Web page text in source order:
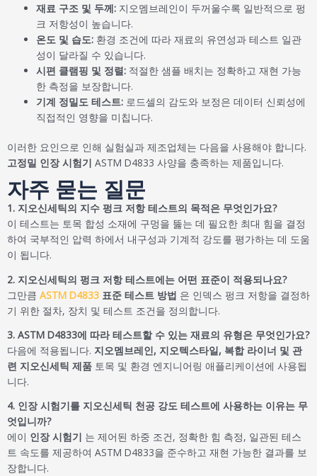
재료 구조 및 두께: 지오멤브레인이 두꺼울수록 일반적으로 펑
크 저항성이 높습니다.
온도 및 습도: 환경 조건에 따라 재료의 유연성과 테스트 일관
성이 달라질 수 있습니다.
시편 클램핑 및 정렬: 적절한 샘플 배치는 정확하고 재현 가능
한 측정을 보장합니다.
기계 정밀도 테스트: 로드셀의 감도와 보정은 데이터 신뢰성에
직접적인 영향을 미칩니다.
이러한 요인으로 인해 실험실과 제조업체는 다음을 사용해야 합니다.
고정밀 인장 시험기 ASTM D4833 사양을 충족하는 제품입니다.
자주 묻는 질문
1. 지오신세틱의 지수 펑크 저항 테스트의 목적은 무엇인가요?
이 테스트는 토목 합성 소재에 구멍을 뚫는 데 필요한 최대 힘을 결정
하여 국부적인 압력 하에서 내구성과 기계적 강도를 평가하는 데 도움
이 됩니다.
2. 지오신세틱의 펑크 저항 테스트에는 어떤 표준이 적용되나요?
그만큼 ASTM D4833 표준 테스트 방법 은 인덱스 펑크 저항을 결정하
기 위한 절차, 장치 및 테스트 조건을 정의합니다.
3. ASTM D4833에 따라 테스트할 수 있는 재료의 유형은 무엇인가요?
다음에 적용됩니다. 지오멤브레인, 지오텍스타일, 복합 라이너 및 관
련 지오신세틱 제품 토목 및 환경 엔지니어링 애플리케이션에 사용됩
니다.
4. 인장 시험기를 지오신세틱 천공 강도 테스트에 사용하는 이유는 무
엇입니까?
에이 인장 시험기 는 제어된 하중 조건, 정확한 힘 측정, 일관된 테스
트 속도를 제공하여 ASTM D4833을 준수하고 재현 가능한 결과를 보
장합니다.